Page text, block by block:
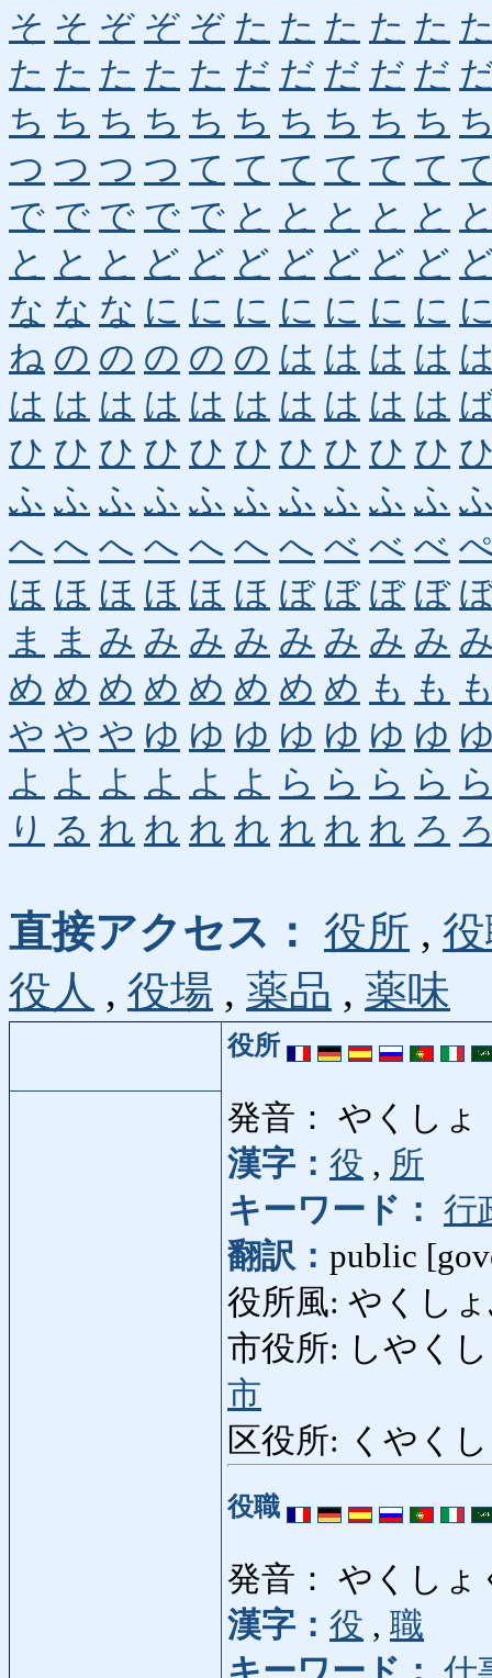
そ そ ぞ ぞ ぞ た た た た た
た た た た た だ だ だ だ だ
ち ち ち ち ち ち ち ち ち ち
つ つ つ つ て て て て て て
で で で で で と と と と と
と と と ど ど ど ど ど ど ど
な な な に に に に に に に
ね の の の の の は は は は
は は は は は は は は は は
ひ ひ ひ ひ ひ ひ ひ ひ ひ ひ
ふ ふ ふ ふ ふ ふ ふ ふ ふ ふ
へ へ へ へ へ へ へ べ べ べ
ほ ほ ほ ほ ほ ほ ぼ ぼ ぼ ぼ
ま
ま み み み み み み み み
め め め め め め め め も も
や や や ゆ ゆ ゆ ゆ ゆ ゆ ゆ
よ よ よ よ よ よ ら ら ら ら
り る れ れ れ れ れ れ れ ろ
直接アクセス： 役所 ,
役人 , 役場 , 薬品 , 薬味
役所
発音： やくしょ
漢字： 役 , 所
キーワード： 行
翻訳： public
役所風: やくし
市役所: しやく
市
区役所: くやく
役職
発音： やくしょ
漢字： 役 , 職